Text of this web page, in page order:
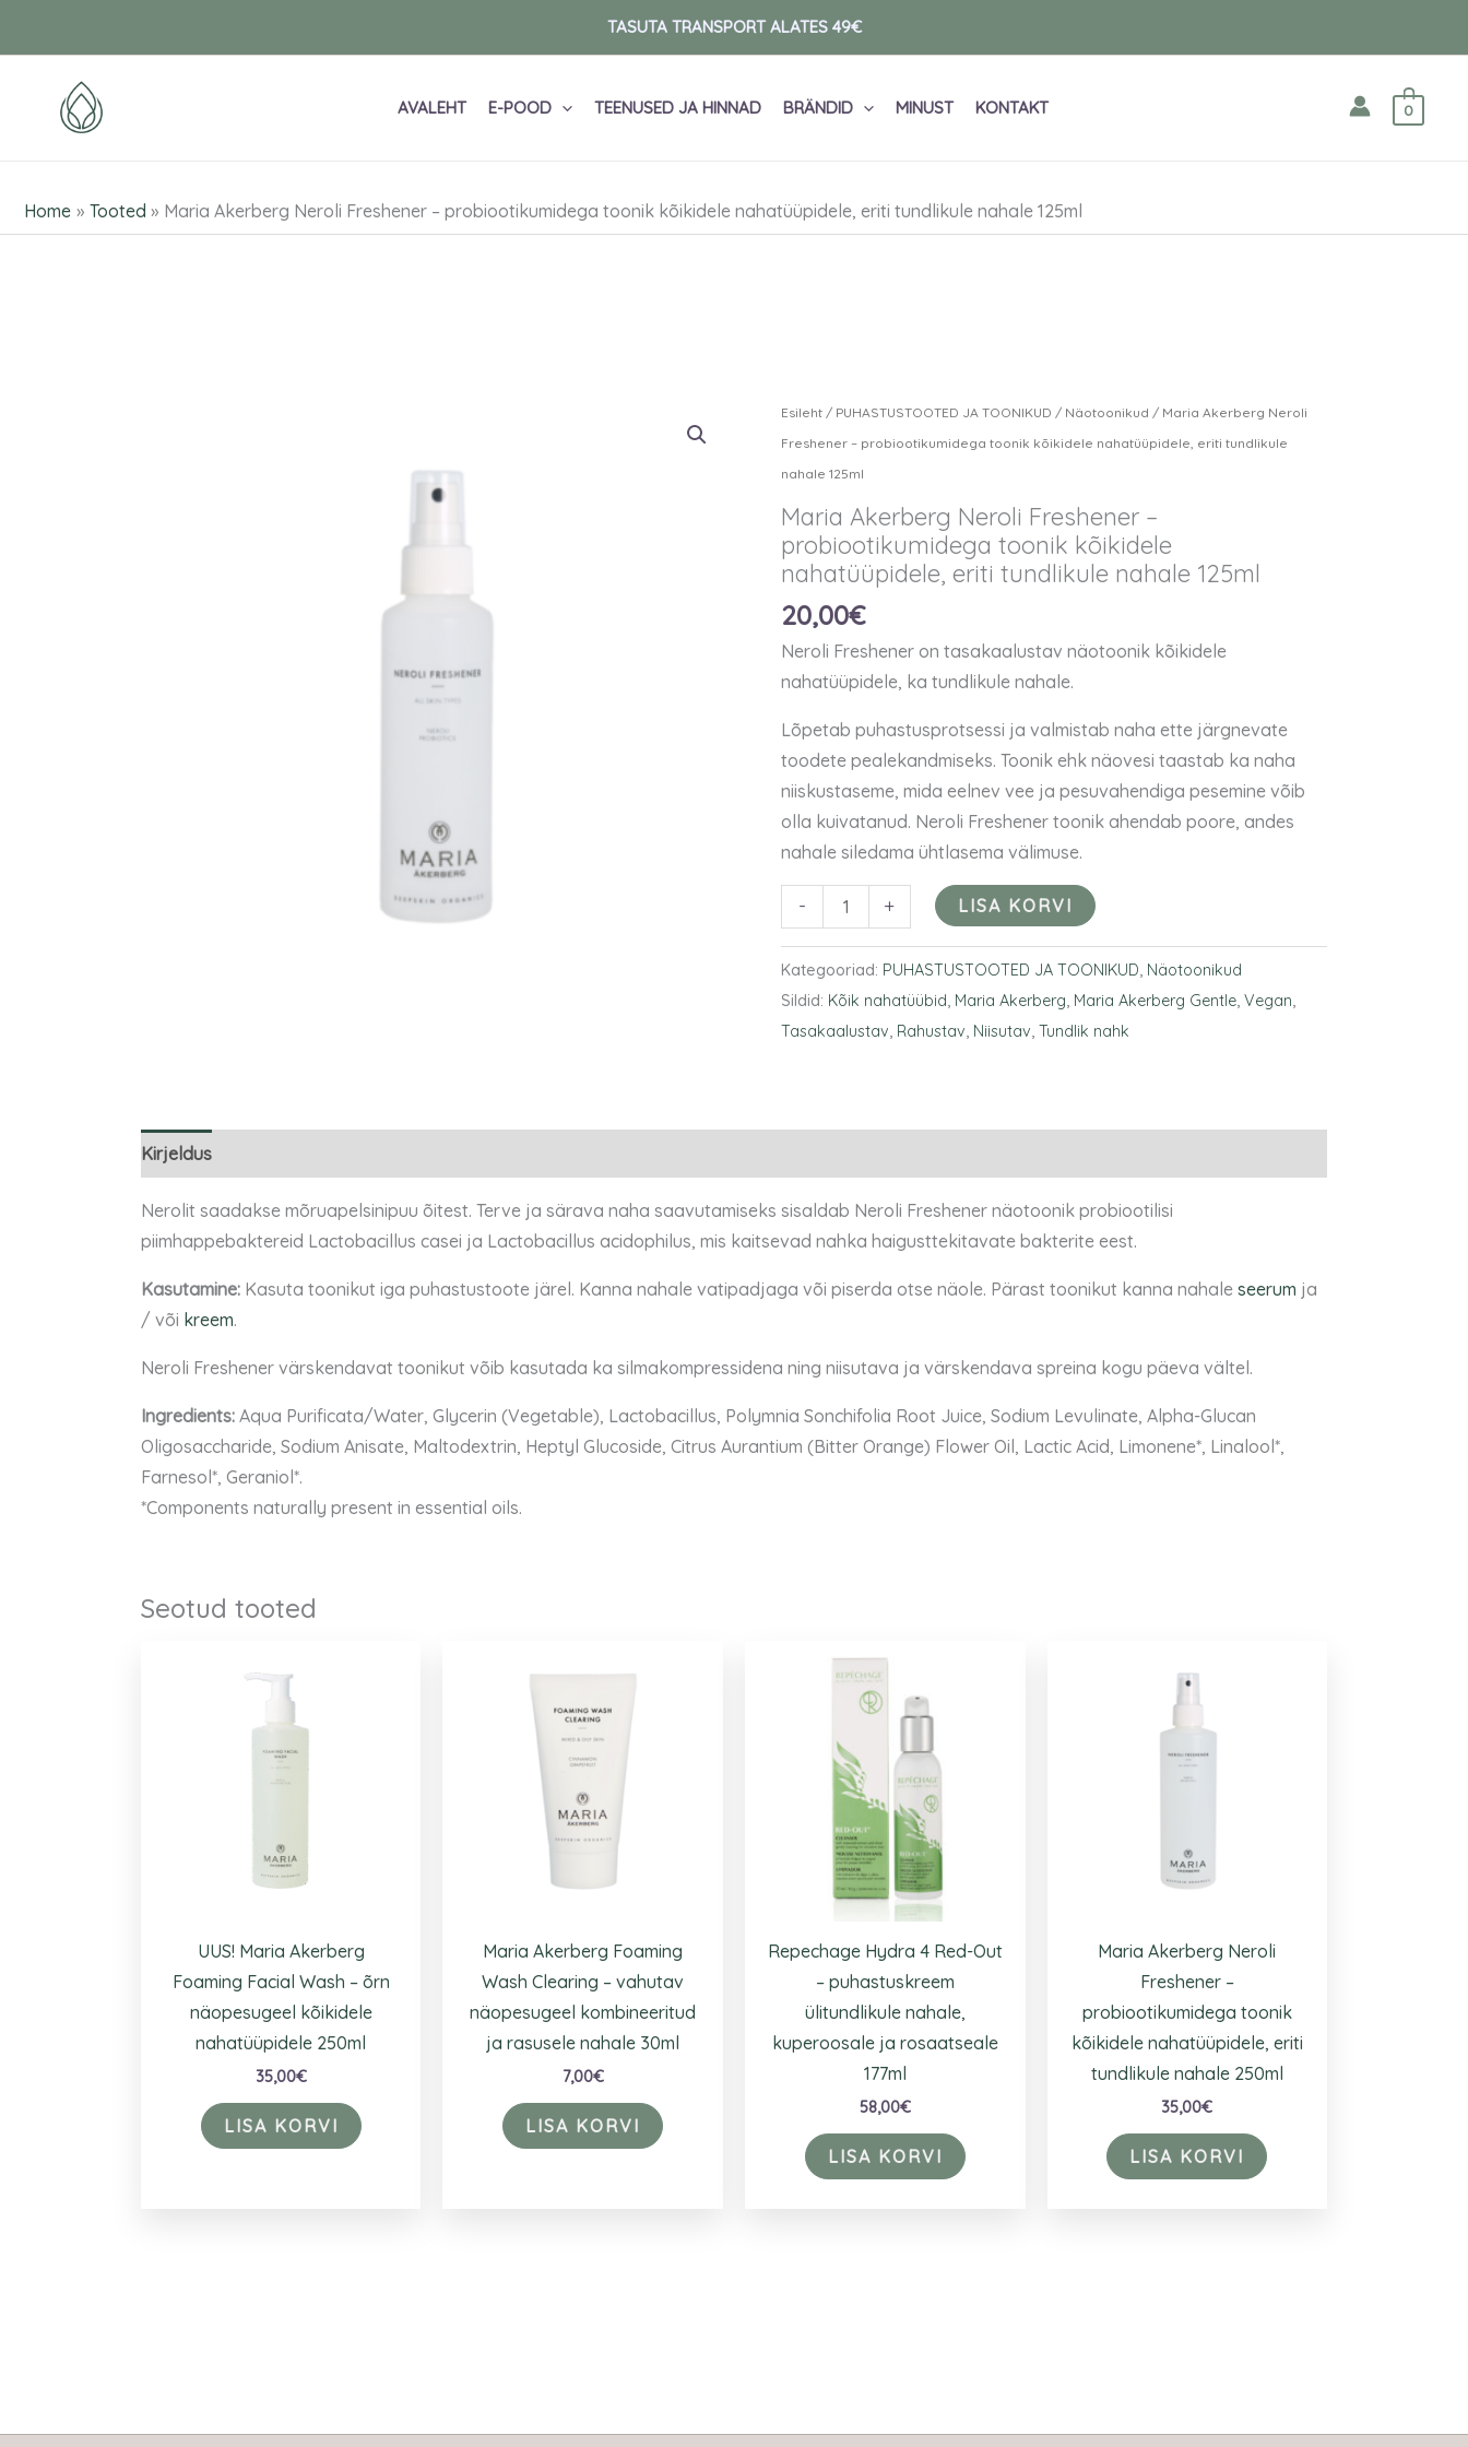
TASUTA TRANSPORT ALATES 49€
AVALEHT E-POOD TEENUSED JA HINNAD BRÄNDID MINUST KONTAKT 0
Home Tooted Maria Akerberg Neroli Freshener – probiootikumidega toonik kõikidele nahatüüpidele, eriti tundlikule nahale 125ml
Esileht / PUHASTUSTOOTED JA TOONIKUD / Näotoonikud / Maria Akerberg Neroli
Freshener – probiootikumidega toonik kõikidele nahatüüpidele, eriti tundlikule
nahale 125ml
Maria Akerberg Neroli Freshener –
probiootikumidega toonik kõikidele
nahatüüpidele, eriti tundlikule nahale 125ml
20,00€
Neroli Freshener on tasakaalustav näotoonik kõikidele
nahatüüpidele, ka tundlikule nahale.
Lõpetab puhastusprotsessi ja valmistab naha ette järgnevate
toodete pealekandmiseks. Toonik ehk näovesi taastab ka naha
niiskustaseme, mida eelnev vee ja pesuvahendiga pesemine võib
olla kuivatanud. Neroli Freshener toonik ahendab poore, andes
nahale siledama ühtlasema välimuse.
-
Maria
Akerberg
Neroli
Freshener
probiootikumidega
kõikidele
nahatüüpidele,
eriti
tundlikule
nahale
125ml
kogus
+ LISA KORVI
Kategooriad: PUHASTUSTOOTED JA TOONIKUD, Näotoonikud
Sildid: Kõik nahatüübid, Maria Akerberg, Maria Akerberg Gentle,Vegan,
Tasakaalustav, Rahustav, Niisutav,Tundlik nahk
Kirjeldus
Nerolit saadakse mõruapelsinipuu õitest. Terve ja särava naha saavutamiseks sisaldab Neroli Freshener näotoonik probiootilisi
piimhappebaktereid Lactobacillus casei ja Lactobacillus acidophilus, mis kaitsevad nahka haigusttekitavate bakterite eest.
Kasutamine:Kasuta toonikut iga puhastustoote järel. Kanna nahale vatipadjaga või piserda otse näole. Pärast toonikut kanna nahale seerum ja
/ või kreem.
Neroli Freshener värskendavat toonikut võib kasutada ka silmakompressidena ning niisutava ja värskendava spreina kogu päeva vältel.
Ingredients: Aqua Purificata/Water, Glycerin (Vegetable), Lactobacillus, Polymnia Sonchifolia Root Juice, Sodium Levulinate, Alpha-Glucan
Oligosaccharide, Sodium Anisate, Maltodextrin, Heptyl Glucoside, Citrus Aurantium (Bitter Orange) Flower Oil, Lactic Acid, Limonene*, Linalool*,
Farnesol*, Geraniol*.
*Components naturally present in essential oils.
Seotud tooted
UUS! Maria Akerberg
Foaming Facial Wash – õrn
näopesugeel kõikidele
nahatüüpidele 250ml
35,00€
LISA KORVI
Maria Akerberg Foaming
Wash Clearing – vahutav
näopesugeel kombineeritud
ja rasusele nahale 30ml
7,00€
LISA KORVI
Repechage Hydra 4 Red-Out
– puhastuskreem
ülitundlikule nahale,
kuperoosale ja rosaatseale
177ml
58,00€
LISA KORVI
Maria Akerberg Neroli
Freshener –
probiootikumidega toonik
kõikidele nahatüüpidele, eriti
tundlikule nahale 250ml
35,00€
LISA KORVI